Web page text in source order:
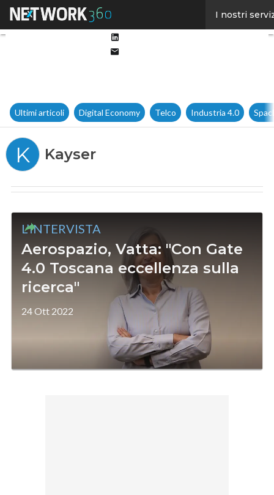
I nostri
Ultimi articoli Digital Economy Telco Industria 4.0
K Kayser
L’INTERVISTA
Aerospazio, Vatta: "Con Gate
4.0 Toscana eccellenza sulla
ricerca"
24 Ott 2022